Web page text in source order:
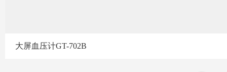
大屏血压计GT-702B